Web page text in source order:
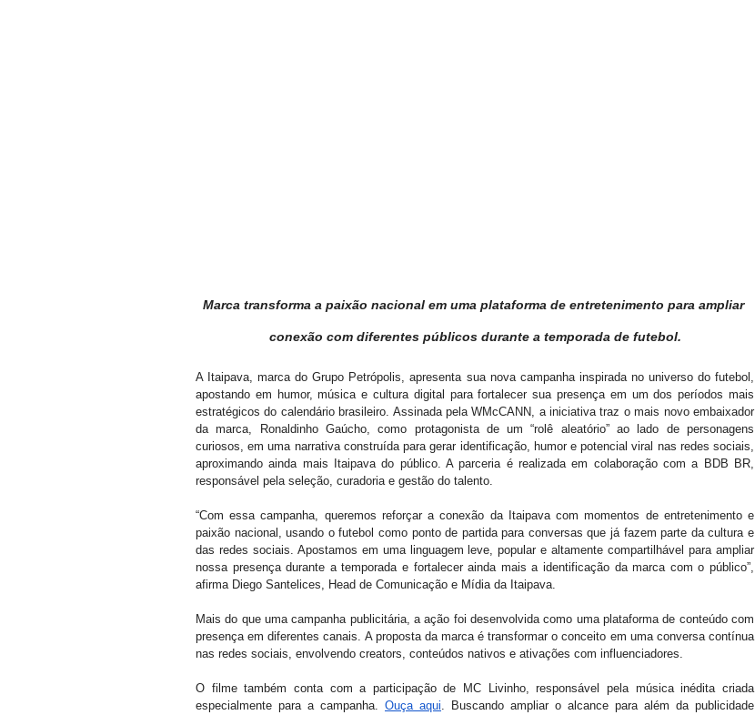
Marca transforma a paixão nacional em uma plataforma de entretenimento para ampliar
conexão com diferentes públicos durante a temporada de futebol.
A Itaipava, marca do Grupo Petrópolis, apresenta sua nova campanha inspirada no universo do futebol,
apostando em humor, música e cultura digital para fortalecer sua presença em um dos períodos mais
estratégicos do calendário brasileiro. Assinada pela WMcCANN, a iniciativa traz o mais novo embaixador
da marca, Ronaldinho Gaúcho, como protagonista de um “rolê aleatório” ao lado de personagens
curiosos, em uma narrativa construída para gerar identificação, humor e potencial viral nas redes sociais,
aproximando ainda mais Itaipava do público. A parceria é realizada em colaboração com a BDB BR,
responsável pela seleção, curadoria e gestão do talento.
“Com essa campanha, queremos reforçar a conexão da Itaipava com momentos de entretenimento e
paixão nacional, usando o futebol como ponto de partida para conversas que já fazem parte da cultura e
das redes sociais. Apostamos em uma linguagem leve, popular e altamente compartilhável para ampliar
nossa presença durante a temporada e fortalecer ainda mais a identificação da marca com o público”,
afirma Diego Santelices, Head de Comunicação e Mídia da Itaipava.
Mais do que uma campanha publicitária, a ação foi desenvolvida como uma plataforma de conteúdo com
presença em diferentes canais. A proposta da marca é transformar o conceito em uma conversa contínua
nas redes sociais, envolvendo creators, conteúdos nativos e ativações com influenciadores.
O filme também conta com a participação de MC Livinho, responsável pela música inédita criada
especialmente para a campanha. Ouça aqui. Buscando ampliar o alcance para além da publicidade